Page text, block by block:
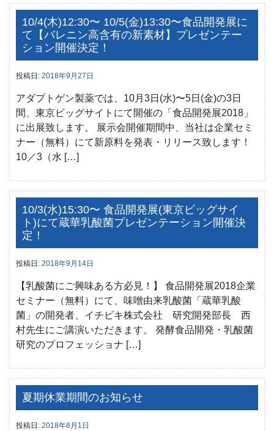
10/4(木)12:30〜 10/5(金)13:30〜食品開発展に
て【バレニン高含有の新素材】プレゼンテー
ション開催決定！
投稿日: 2018年9月27日
アダプトゲン製薬では、10月3日(水)〜5日(金)の3日
間、東京ビッグサイトにて開催の「食品開発展2018」
に出展致します。 展示会開催期間中、当社は企業セミ
ナー（無料）にて新原料を発表・リリース致します！
10／3（水 […]
10/3(水)15:30〜 食品開発展(東京ビッグサイ
ト)にて蔵華乳酸菌プレゼンテーション開催決
定！
投稿日: 2018年9月14日
【乳酸菌にご興味ある方必見！】 食品開発展2018企業
セミナー（無料）にて、味噌由来乳酸菌「蔵華乳酸
菌」の開発者、イチビキ株式会社 研究開発部長 西
村先生にご講演いただきます。 発酵食品開発・乳酸菌
研究のプロフェッショナ […]
夏期休業期間のお知らせ
投稿日: 2018年8月1日